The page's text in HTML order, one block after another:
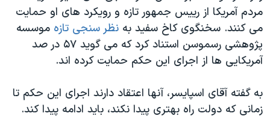
مردم آمریکا از رییس جمهور تازه و رویکرد های او حمایت
می کنند. سخنگوی کاخ سفید به نظر سنجی تازه موسسه
پژوهشی رسموسن استناد کرد که می گوید ۵۷ در صد
آمریکایی ها از اجرای این حکم حمایت کرده اند.
به گفته آقای اسپایسر، آنها اعتقاد دارند اجرای این حکم تا
زمانی که دولت راه بهتری پیدا نکند، باید ادامه پیدا کند.